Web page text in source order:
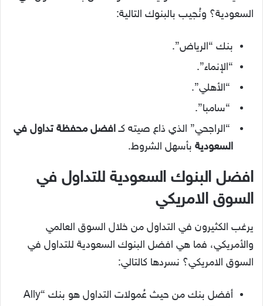
السعودية؟ ونُجيب بالبنوك التالية:
بنك “الرياض”.
“الإنماء”.
“الأهلي”.
“سامبا”.
“الراجحي” الذي ذاع صيته كـافضل محفظة تداول في
السعودية بأسهل الشروط.
افضل البنوك السعودية للتداول في
السوق الامريكي
يرغب الكثيرون في التداول من خلال السوق العالمي
والأمريكي، فما هي افضل البنوك السعودية للتداول في
السوق الامريكي؟ نسردها كالتالي:
أفضل بنك من حيث عُمولات التداول هو بنك “Ally